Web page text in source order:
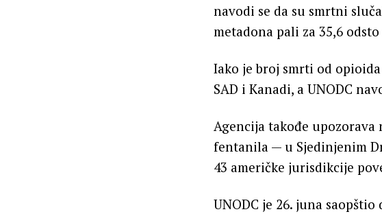
navodi se da su smrtni
metadona pali za 35,6
Iako je broj smrti od
SAD i Kanadi, a UNODC
Agencija takođe
fentanila — u Sjedinjenim
43 američke jurisdikcije
UNODC je 26. juna